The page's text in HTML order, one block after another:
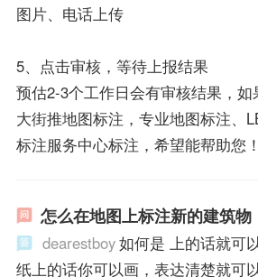
图片、电话上传
5、点击审核，等待上报结果
预估2-3个工作日会有审核结果，
大街推地图标注，专业地图标注、
标注服务中心标注，希望能帮助您！
怎么在地图上标注新的建筑物
dearestboy如何是 上的话就可
纸上的话你可以画，表达清楚就可